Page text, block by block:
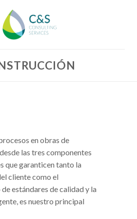
en obras de
las tres componentes
que garanticen tanto la
cliente como el
estándares de calidad y la
es nuestro principal